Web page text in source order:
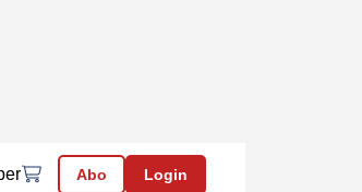
Abo Login